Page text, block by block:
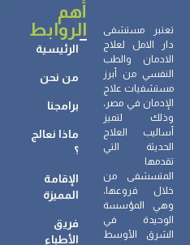
تعتبر مستشفى
دار الامل لعلاج
الادمان والطب
النفسي من أبرز
مستشفيات علاج
الإدمان في مصر،
وذلك لتميز
أساليب العلاج
الحديثة التي
تقدمها
المتسشفى من
خلال فروعها،
وهي المؤسسة
الوحيدة في
الشرق الأوسط
أهم
الروابط
الرئيسية
من نحن
برامجنا
ماذا نعالج
؟
الإقامة
المميزة
فريق
الأطباء